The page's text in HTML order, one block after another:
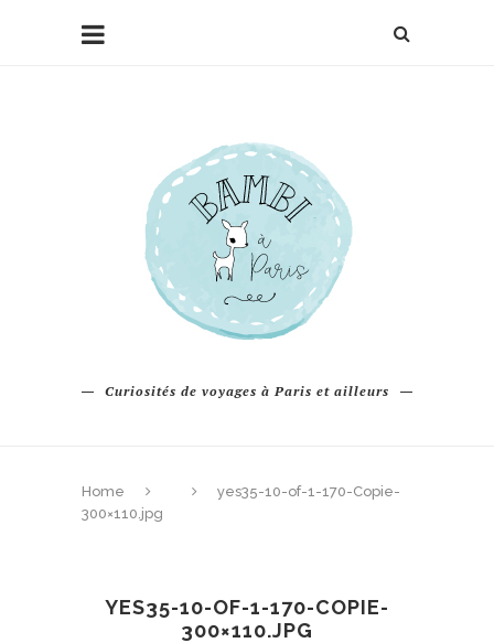
Curiosités de voyages à Paris et ailleurs
Home
yes35-10-of-1-170-Copie-
300×110.jpg
YES35-10-OF-1-170-COPIE-
300×110.JPG